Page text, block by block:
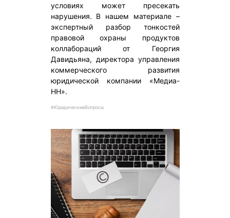
условиях может пресекать
нарушения. В нашем материале –
экспертный разбор тонкостей
правовой охраны продуктов
коллабораций от Георгия
Давидьяна, директора управления
коммерческого развития
юридической компании «Медиа-
НН».
#ЮридическиеВопросы